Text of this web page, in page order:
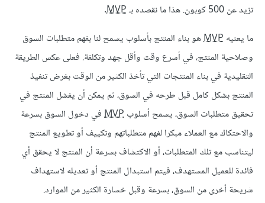
تزيد عن 500 كوبون. هذا ما نقصده بـ
MVP
.
ما يعنيه MVPهو بناء المنتج بأسلوب يسمح لنا بفهم متطلبات السوق
وصلاحية المنتج، في أسرع وقت وأقل جهد وتكلفة. فعلى عكس الطريقة
التقليدية في بناء المنتجات التي تأخذ الكثير من الوقت بغرض تنفيذ
المنتج بشكل كامل قبل طرحه في السوق، ثم يمكن أن يفشل المنتج في
تحقيق متطلبات السوق، يسمح أسلوب MVPفي دخول السوق بسرعة
والاحتكاك مع العملاء مبكرا لفهم متطلباتهم وتكييف أو تطويع المنتج
ليتناسب مع تلك المتطلبات، أو الاكتشاف بسرعة أن المنتج لا يحقق أي
فائدة للعميل المستهدف، فيتم استبدال المنتج أو تعديله لاستهداف
شريحة أخرى من السوق، بسرعة وقبل خسارة الكثير من الموارد.